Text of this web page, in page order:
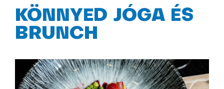
KÖNNYED JÓGA ÉS
BRUNCH